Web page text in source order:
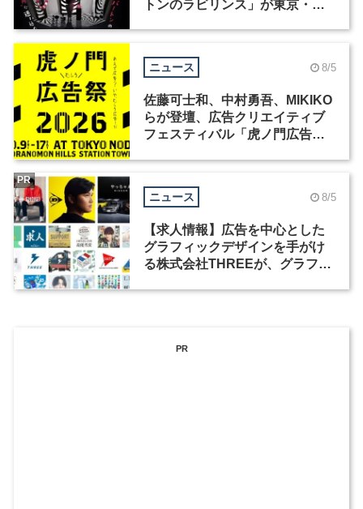
トンのラビリンス」が東京・豊
ニュース 8/5
佐藤可士和、中村勇吾、MIKIKO
らが登壇、広告クリエイティブ
フェスティバル「虎ノ門広告
ニュース 8/5
【求人情報】広告を中心とした
グラフィックデザインを手がけ
る株式会社THREEが、グラフィ
PR
PR